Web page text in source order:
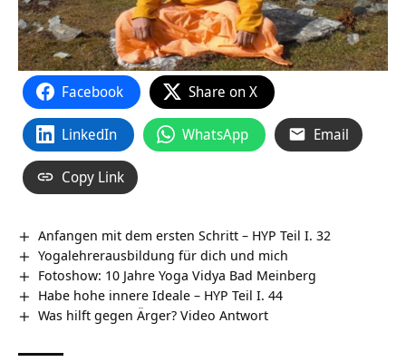
Facebook Share on X
LinkedIn WhatsApp Email
Copy Link
Anfangen mit dem ersten Schritt – HYP Teil I. 32
Yogalehrerausbildung für dich und mich
Fotoshow: 10 Jahre Yoga Vidya Bad Meinberg
Habe hohe innere Ideale – HYP Teil I. 44
Was hilft gegen Ärger? Video Antwort